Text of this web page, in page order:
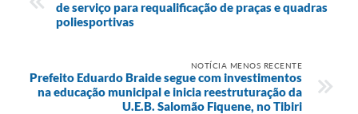
de serviço para requalificação de praças e quadras
poliesportivas
NOTÍCIA MENOS RECENTE
Prefeito Eduardo Braide segue com investimentos
na educação municipal e inicia reestruturação da
U.E.B. Salomão Fiquene, no Tibiri